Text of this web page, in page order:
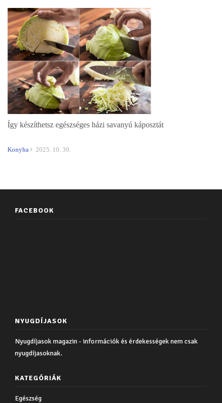
Így készíthetsz egészséges házi savanyú káposztát
Konyha 2025. 10. 30.
FACEBOOK
NYUGDÍJASOK
Nyugdíjasok magazin - információk és érdekességek nem csak
nyugdíjasoknak.
KATEGÓRIÁK
Egészség